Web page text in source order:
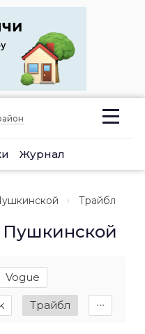
Журнал
Трайбл
Пушкинской
Vogue
Трайбл ∙∙∙